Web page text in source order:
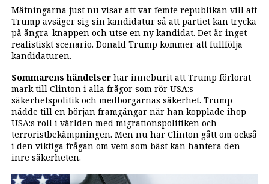
Mätningarna just nu visar att var femte republikan vill att
Trump avsäger sig sin kandidatur så att partiet kan trycka
på ångra-knappen och utse en ny kandidat. Det är inget
realistiskt scenario. Donald Trump kommer att fullfölja
kandidaturen.
Sommarens händelserhar inneburit att Trump förlorat
mark till Clinton i alla frågor som rör USA:s
säkerhetspolitik och medborgarnas säkerhet. Trump
nådde till en början framgångar när han kopplade ihop
USA:s roll i världen med migrationspolitiken och
terroristbekämpningen. Men nu har Clinton gått om också
i den viktiga frågan om vem som bäst kan hantera den
inre säkerheten.